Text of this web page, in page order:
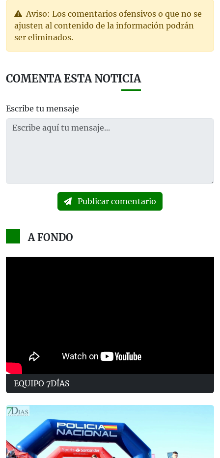
Aviso: Los comentarios ofensivos o que no se
ajusten al contenido de la información podrán
ser eliminados.
COMENTA ESTA NOTICIA
Escribe tu mensaje
Publicar comentario
A FONDO
EQUIPO 7DÍAS